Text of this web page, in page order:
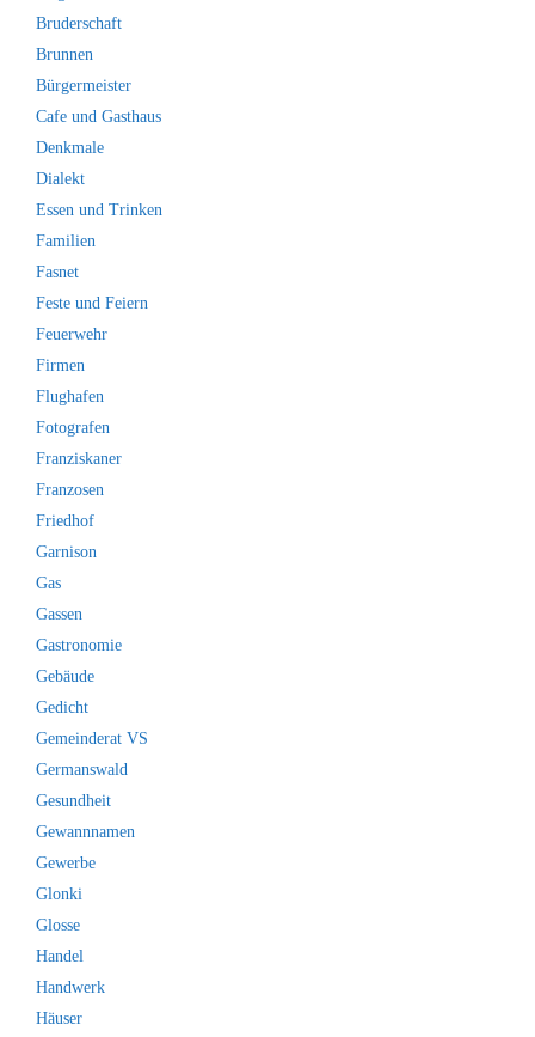
Bruderschaft
Brunnen
Bürgermeister
Cafe und Gasthaus
Denkmale
Dialekt
Essen und Trinken
Familien
Fasnet
Feste und Feiern
Feuerwehr
Firmen
Flughafen
Fotografen
Franziskaner
Franzosen
Friedhof
Garnison
Gas
Gassen
Gastronomie
Gebäude
Gedicht
Gemeinderat VS
Germanswald
Gesundheit
Gewannnamen
Gewerbe
Glonki
Glosse
Handel
Handwerk
Häuser